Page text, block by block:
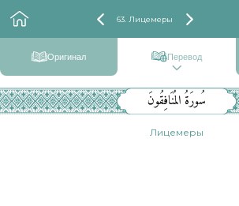
63. Лицемеры
Оригинал Перевод
سُورَةُ المُنَافِقُونَ
Лицемеры